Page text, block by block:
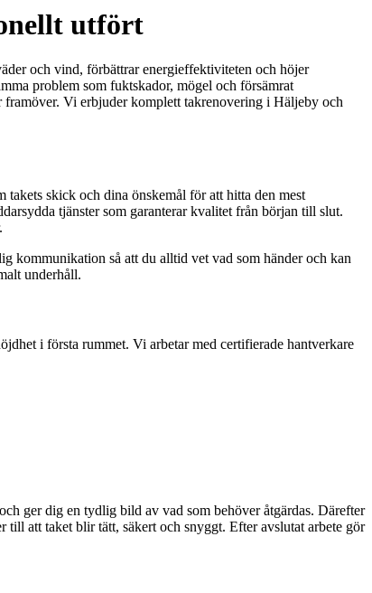
utfört
och vind, förbättrar energieffektiviteten och höjer
problem som fuktskador, mögel och försämrat
framöver. Vi erbjuder komplett takrenovering i Häljeby och
skick och dina önskemål för att hitta den mest
tjänster som garanterar kvalitet från början till slut.
kommunikation så att du alltid vet vad som händer och kan
underhåll.
i första rummet. Vi arbetar med certifierade hantverkare
ger dig en tydlig bild av vad som behöver åtgärdas. Därefter
att taket blir tätt, säkert och snyggt. Efter avslutat arbete gör